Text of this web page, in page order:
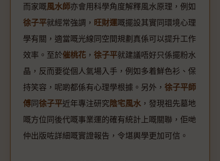
而家嘅風水師亦會用科學角度解釋風水原理，例如
徐子平就經常強調， 旺財運嘅擺設其實同環境心理
學有關，適當嘅光線同空間規劃真係可以提升工作
效率。至於催桃花 ， 徐子平就建議唔好只係擺粉水
晶，反而要從個人氣場入手，例如多着鮮色衫、保
持笑容，呢啲都係有心理學根據。另外， 徐子平師
傅 同 徐子平近年專注研究陰宅風水 ，發現祖先墓地
嘅方位同後代嘅事業運的確有統計上嘅關聯，佢哋
仲出版咗詳細嘅實證報告，令堪輿學更加可信。